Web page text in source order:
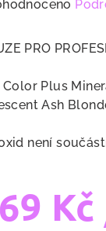
PRO
Color Plus
Ash
není
Kč